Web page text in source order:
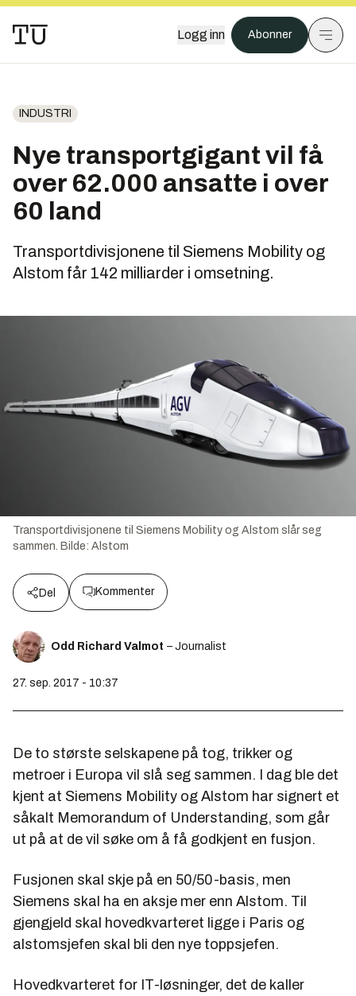
Logg inn Abonner
INDUSTRI
Nye transportgigant vil få
over 62.000 ansatte i over
60 land
Transportdivisjonene til Siemens Mobility og
Alstom får 142 milliarder i omsetning.
Transportdivisjonene til Siemens Mobility og Alstom slår seg
sammen. Bilde: Alstom
Del Kommenter
Odd Richard Valmot – Journalist
27. sep. 2017 - 10:37
De to største selskapene på tog, trikker og
metroer i Europa vil slå seg sammen. I dag ble det
kjent at Siemens Mobility og Alstom har signert et
såkalt Memorandum of Understanding, som går
ut på at de vil søke om å få godkjent en fusjon.
Fusjonen skal skje på en 50/50-basis, men
Siemens skal ha en aksje mer enn Alstom. Til
gjengjeld skal hovedkvarteret ligge i Paris og
alstomsjefen skal bli den nye toppsjefen.
Hovedkvarteret for IT-løsninger, det de kaller